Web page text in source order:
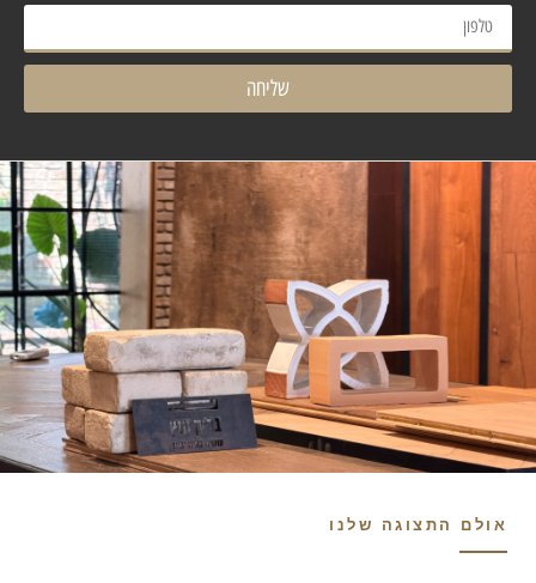
שליחה
אולם התצוגה שלנו